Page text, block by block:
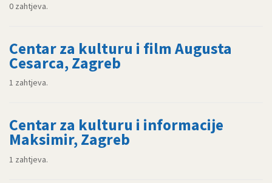
0 zahtjeva.
Centar za kulturu i film Augusta
Cesarca, Zagreb
1 zahtjeva.
Centar za kulturu i informacije
Maksimir, Zagreb
1 zahtjeva.